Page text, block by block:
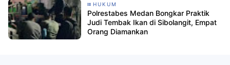
HUKUM
Polrestabes Medan Bongkar Praktik
Judi Tembak Ikan di Sibolangit, Empat
Orang Diamankan